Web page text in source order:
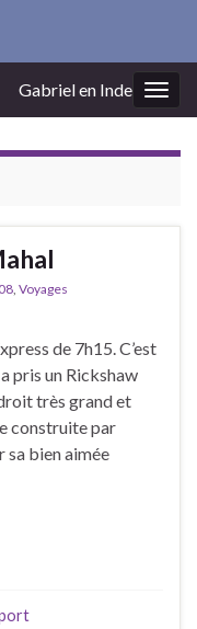
Gabriel en Inde
, Voyages
de 7h15. C’est
pris un Rickshaw
très grand et
construite par
sa bien aimée